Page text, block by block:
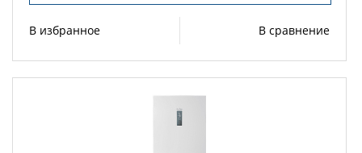
В избранное В сравнение